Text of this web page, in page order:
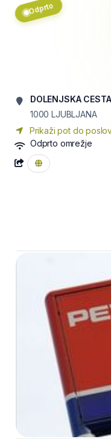
Odprto
DOLENJSKA
1000 LJUBLJANA
Prikaži pot do
Odprto omrežje